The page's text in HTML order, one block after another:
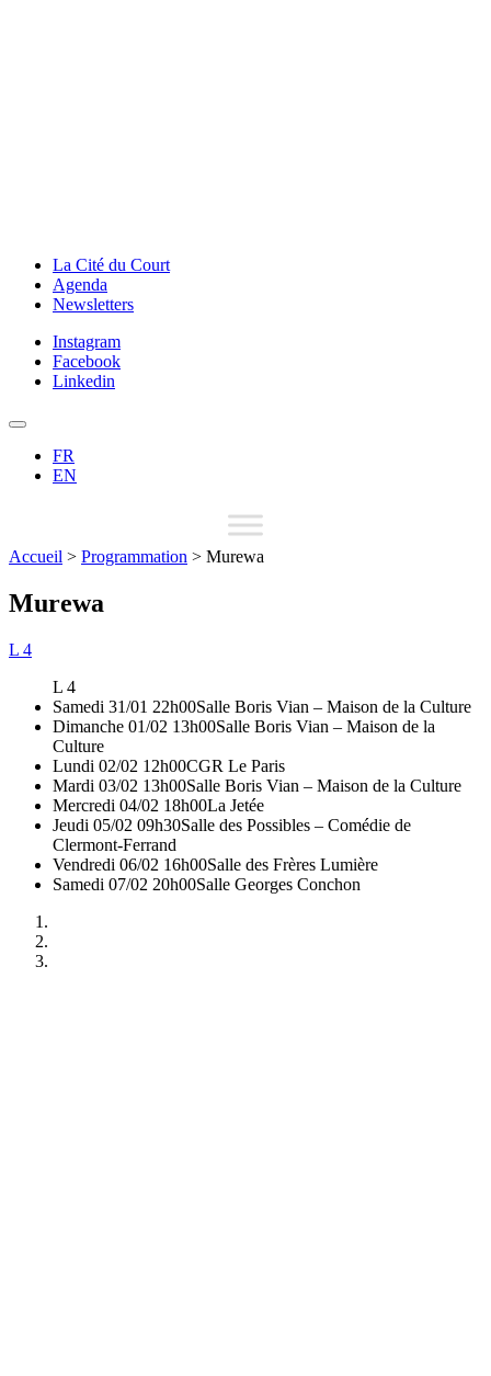
La Cité du Court
Agenda
Newsletters
Instagram
Facebook
Linkedin
FR
EN
Accueil > Programmation > Murewa
Murewa
L 4
L 4
Samedi 31/01 22h00Salle Boris Vian – Maison de la Culture
Dimanche 01/02 13h00Salle Boris Vian – Maison de la
Culture
Lundi 02/02 12h00CGR Le Paris
Mardi 03/02 13h00Salle Boris Vian – Maison de la Culture
Mercredi 04/02 18h00La Jetée
Jeudi 05/02 09h30Salle des Possibles – Comédie de
Clermont-Ferrand
Vendredi 06/02 16h00Salle des Frères Lumière
Samedi 07/02 20h00Salle Georges Conchon